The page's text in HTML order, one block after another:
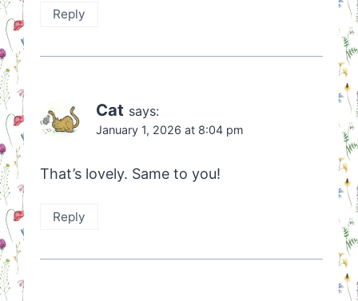
Reply
Cat says:
January 1, 2026 at 8:04 pm
That’s lovely. Same to you!
Reply